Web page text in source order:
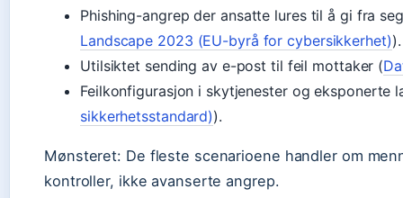
Phishing-angrep der ansatte lures til å gi fra
Landscape 2023 (EU-byrå for cybersikkerhet)).
Utilsiktet sending av e-post til feil mottaker (
Feilkonfigurasjon i skytjenester og eksponerte
sikkerhetsstandard)).
Mønsteret: De fleste scenarioene handler om
kontroller, ikke avanserte angrep.